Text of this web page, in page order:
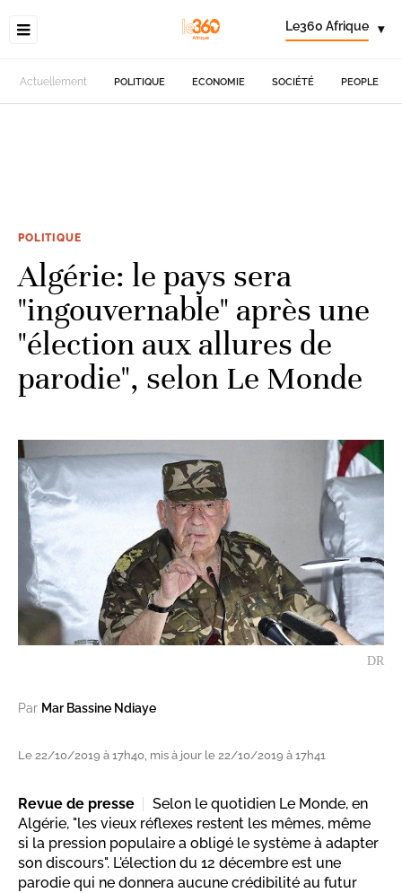
Le360 Afrique ▾
Actuellement POLITIQUE ECONOMIE SOCIÉTÉ PEOPLE
POLITIQUE
Algérie: le pays sera
"ingouvernable" après une
"élection aux allures de
parodie", selon Le Monde
DR
Par Mar Bassine Ndiaye
Le 22/10/2019 à 17h40, mis à jour le 22/10/2019 à 17h41
Revue de presse
Selon le quotidien Le Monde, en
Algérie, "les vieux réflexes restent les mêmes, même
si la pression populaire a obligé le système à adapter
son discours". L'élection du 12 décembre est une
parodie qui ne donnera aucune crédibilité au futur